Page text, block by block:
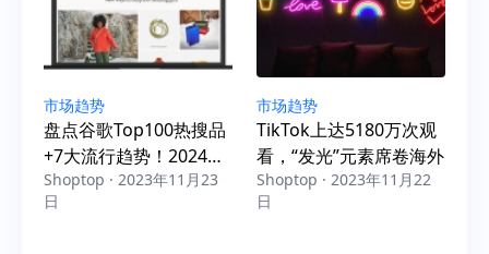
市场趋势
盘点谷歌Top100热搜品
+7大流行趋势！2024爆
卖指南，抓紧收藏
Shoptop · 2023年11月23
日
市场趋势
TikTok上达5180万次观
看，“发光”元素席卷海外
Shoptop · 2023年11月22
日